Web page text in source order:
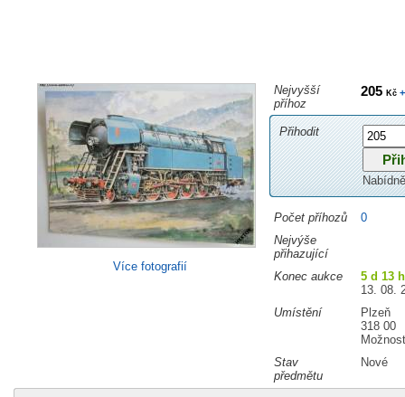
Více fotografií
Nejvyšší
příhoz
205 Kč+
Přihodit
Počet příhozů
0
Nejvýše
přihazující
Konec aukce
5 d 13
13. 08.
Umístění
Plzeň
318 00
Stav
předmětu
Nové